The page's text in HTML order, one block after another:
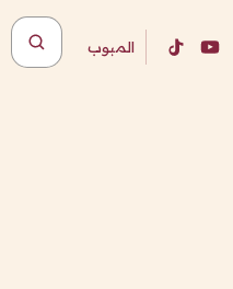
المبوب